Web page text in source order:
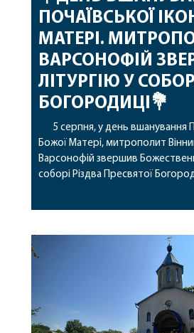
ПОЧАЇВСЬКОЇ
МАТЕРІ.
ВАРСОНОФІЙ
ЛІТУРГІЮ У
БОГОРОДИЦІ💐
5 серпня, у день вшанування
Божої Матері, митрополит
Варсонофій звершив
соборі Різдва Пресвятої
Його Високопреосвященству
священному сані. Під час
особливі молитви за мир в